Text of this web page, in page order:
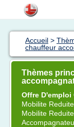
Accueil >
chauffeur
Thèmes
Offre D'emploi
Mobilite Reduite
Mobilite Reduite